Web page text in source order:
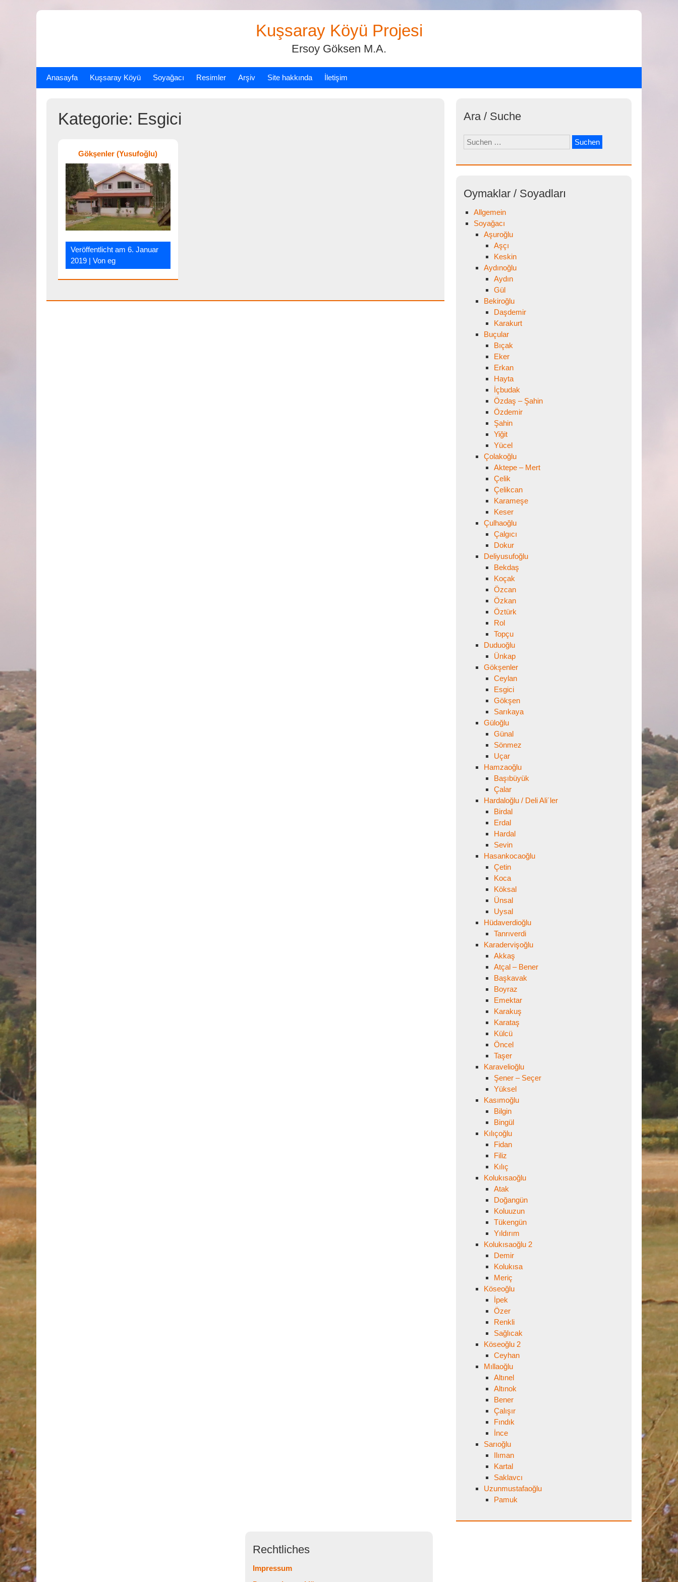
Kuşsaray Köyü Projesi
Ersoy Göksen M.A.
Anasayfa Kuşsaray Köyü Soyağacı Resimler Arşiv Site hakkında İletişim
Kategorie: Esgici
Gökşenler (Yusufoğlu)
Veröffentlicht am6. Januar
2019 | Voneg
Ara / Suche
Suchen
nach:
Oymaklar / Soyadları
Allgemein
Soyağacı
Aşuroğlu
Aşçı
Keskin
Aydınoğlu
Aydın
Gül
Bekiroğlu
Daşdemir
Karakurt
Buçular
Bıçak
Eker
Erkan
Hayta
İçbudak
Özdaş – Şahin
Özdemir
Şahin
Yiğit
Yücel
Çolakoğlu
Aktepe – Mert
Çelik
Çelikcan
Karameşe
Keser
Çulhaoğlu
Çalgıcı
Dokur
Deliyusufoğlu
Bekdaş
Koçak
Özcan
Özkan
Öztürk
Rol
Topçu
Duduoğlu
Ünkap
Gökşenler
Ceylan
Esgici
Gökşen
Sarıkaya
Güloğlu
Günal
Sönmez
Uçar
Hamzaoğlu
Başıbüyük
Çalar
Hardaloğlu / Deli Ali´ler
Birdal
Erdal
Hardal
Sevin
Hasankocaoğlu
Çetin
Koca
Köksal
Ünsal
Uysal
Hüdaverdioğlu
Tanrıverdi
Karadervişoğlu
Akkaş
Atçal – Bener
Başkavak
Boyraz
Emektar
Karakuş
Karataş
Külcü
Öncel
Taşer
Karavelioğlu
Şener – Seçer
Yüksel
Kasımoğlu
Bilgin
Bingül
Kılıçoğlu
Fidan
Filiz
Kılıç
Kolukısaoğlu
Atak
Doğangün
Koluuzun
Tükengün
Yıldırım
Kolukısaoğlu 2
Demir
Kolukısa
Meriç
Köseoğlu
İpek
Özer
Renkli
Sağlıcak
Köseoğlu 2
Ceyhan
Mıllaoğlu
Altınel
Altınok
Bener
Çalışır
Fındık
İnce
Sarıoğlu
Ilıman
Kartal
Saklavcı
Uzunmustafaoğlu
Pamuk
Rechtliches
Impressum